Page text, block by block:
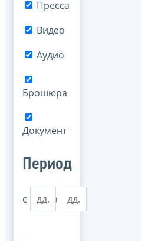
Пресса
Видео
Аудио
Брошюра
Документ
Период
с по